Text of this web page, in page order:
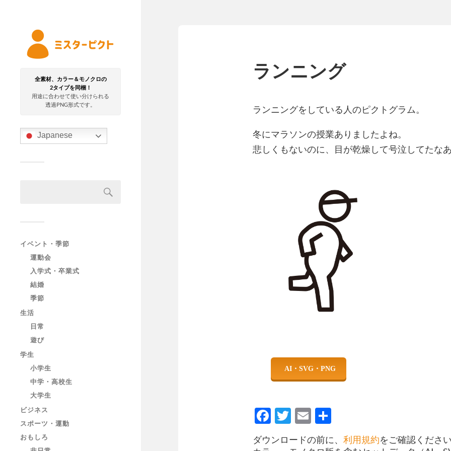
全素材、カラー＆モノクロの
2タイプを同梱！
用途に合わせて使い分けられる
透過PNG形式です。
Japanese
イベント・季節
運動会
入学式・卒業式
結婚
季節
生活
日常
遊び
学生
小学生
中学・高校生
大学生
ビジネス
スポーツ・運動
おもしろ
ランニング
ランニングをしている人のピクトグラム。
冬にマラソンの授業ありましたよね。
悲しくもないのに、目が乾燥して号泣してたな
Facebook
Twitter
Email
有
ダウンロードの前に、 利用規約をご確認くださ